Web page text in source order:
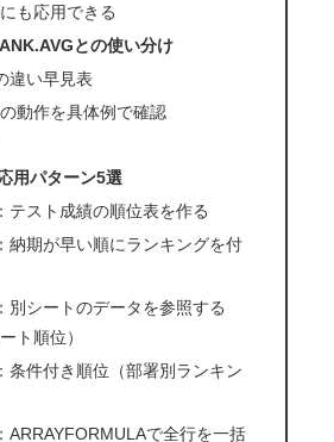
も応用できる
との使い分け
違い早見表
動作を具体例で確認
用パターン5選
テスト成績の順位表を作る
納期が早い順にランキングを付
別シートのデータを参照する
ト順位）
条件付き順位（部署別ランキン
ARRAYFORMULAで全行を一括